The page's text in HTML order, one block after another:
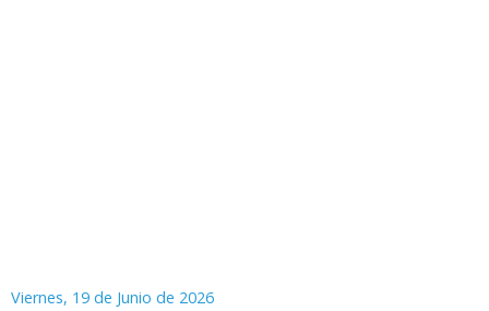
Viernes, 19 de Junio de 2026